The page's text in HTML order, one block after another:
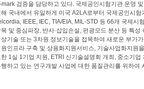
mark 검증을 담당하고 있다. 국제공인시험기관 운영
해 국내에서 유일하게 미국 A2LA로부터 국제공인시
IEEE, IEC, TIA/EIA, MIL-STD 등 66개 국제시
목 및 중심파장, 반사·삽입손실, 편광모드 분산 등 특
상기술 또는 3차원 정보기술을 접목하여 새로운 부가
원인프라 구축 및 상용화지원서비스, 기술사업화지원
한 1실 1기업 지원, ETRI 신기술설명회 개최, 중소기
행하고 있는 연구개발 사업에 대한 품질관리를 위하